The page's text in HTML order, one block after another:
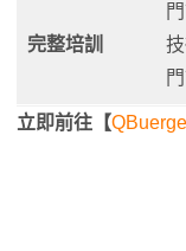
完整培訓
立即前往【